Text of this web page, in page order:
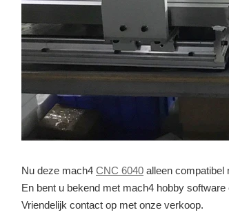
Nu deze mach4 CNC 6040 alleen compatibel
En bent u bekend met mach4 hobby
Vriendelijk contact op met onze verkoop.